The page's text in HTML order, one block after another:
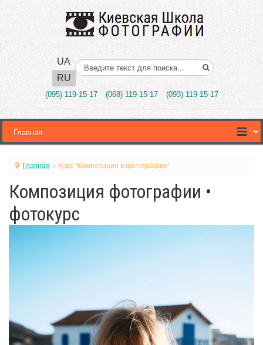
UA
RU
Поиск..
(095) 119-15-17 (068) 119-15-17 (093) 119-15-17
Главная Курс "Композиция в фотографии"
Композиция фотографии •
фотокурс